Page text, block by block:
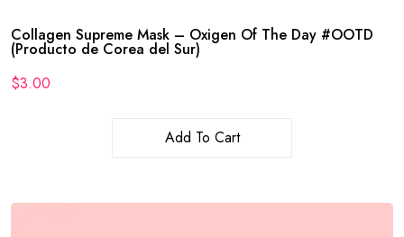
Collagen Supreme Mask – Oxigen Of The Day #OOTD
(Producto de Corea del Sur)
$3.00
Add To Cart